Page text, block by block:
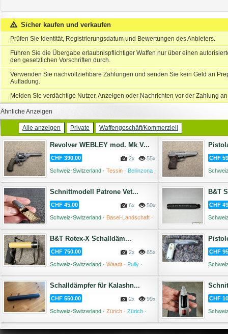
Sicher kaufen und verkaufen
Prüfen Sie Identität, Registrierungsdatum und Bewertungen des Anbieters.
Führen Sie die Übergabe erlaubnispflichtiger Waffen nur über einen
den gesetzlichen Vorschriften durch.
Verwenden Sie nachvollziehbare Zahlungen und senden Sie kein Geld an
Aufladung.
Melden Sie verdächtige Nutzer, Anzeigen oder Nachrichten vor der Zahlung
Ähnliche Anzeigen
Alle anzeigen Private Waffengeschäft/Kommerziell
Revolver WEBLEY mod. Mk V...
CHF 390,00 55x
2x
Schweiz-Switzerland · Tessin · Bellinzona ·
CHF
Schnittmodell Patrone Vet...
CHF 45,00 50x
6x
Schweiz-Switzerland · Basel-Landschaft ·
B&T
CHF
B&T Rotex-X Schalldäm...
CHF 750,00 65x
2x
Schweiz-Switzerland · Waadt · Pully ·
CHF
Schalldämpfer für Kalashn...
CHF 550,00 99x
2x
Schweiz-Switzerland · Zürich · Zürich ·
CHF